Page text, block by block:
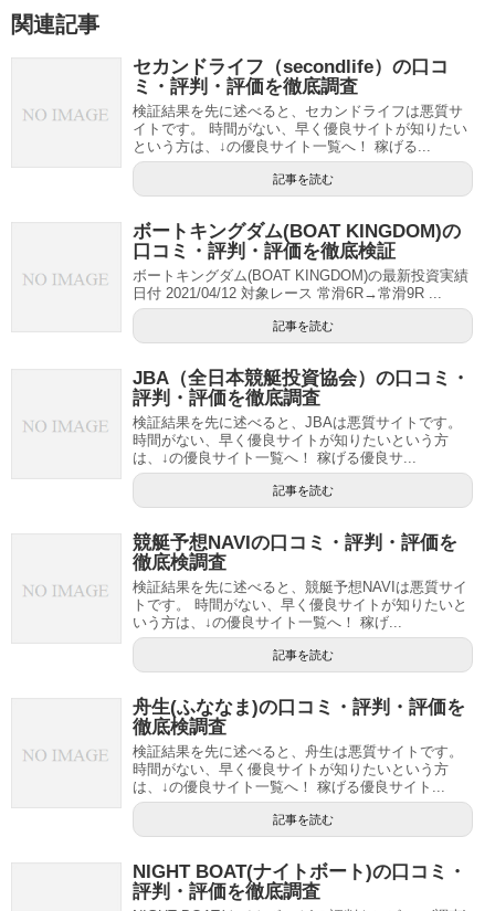
関連記事
セカンドライフ（secondlife）の口コ
ミ・評判・評価を徹底調査
検証結果を先に述べると、セカンドライフは悪質サ
イトです。 時間がない、早く優良サイトが知りたい
という方は、↓の優良サイト一覧へ！ 稼げる...
記事を読む
ボートキングダム(BOAT KINGDOM)の
口コミ・評判・評価を徹底検証
ボートキングダム(BOAT KINGDOM)の最新投資実績
日付 2021/04/12 対象レース 常滑6R→常滑9R ...
記事を読む
JBA（全日本競艇投資協会）の口コミ・
評判・評価を徹底調査
検証結果を先に述べると、JBAは悪質サイトです。
時間がない、早く優良サイトが知りたいという方
は、↓の優良サイト一覧へ！ 稼げる優良サ...
記事を読む
競艇予想NAVIの口コミ・評判・評価を
徹底検調査
検証結果を先に述べると、競艇予想NAVIは悪質サイ
トです。 時間がない、早く優良サイトが知りたいと
いう方は、↓の優良サイト一覧へ！ 稼げ...
記事を読む
舟生(ふななま)の口コミ・評判・評価を
徹底検調査
検証結果を先に述べると、舟生は悪質サイトです。
時間がない、早く優良サイトが知りたいという方
は、↓の優良サイト一覧へ！ 稼げる優良サイト...
記事を読む
NIGHT BOAT(ナイトボート)の口コミ・
評判・評価を徹底調査